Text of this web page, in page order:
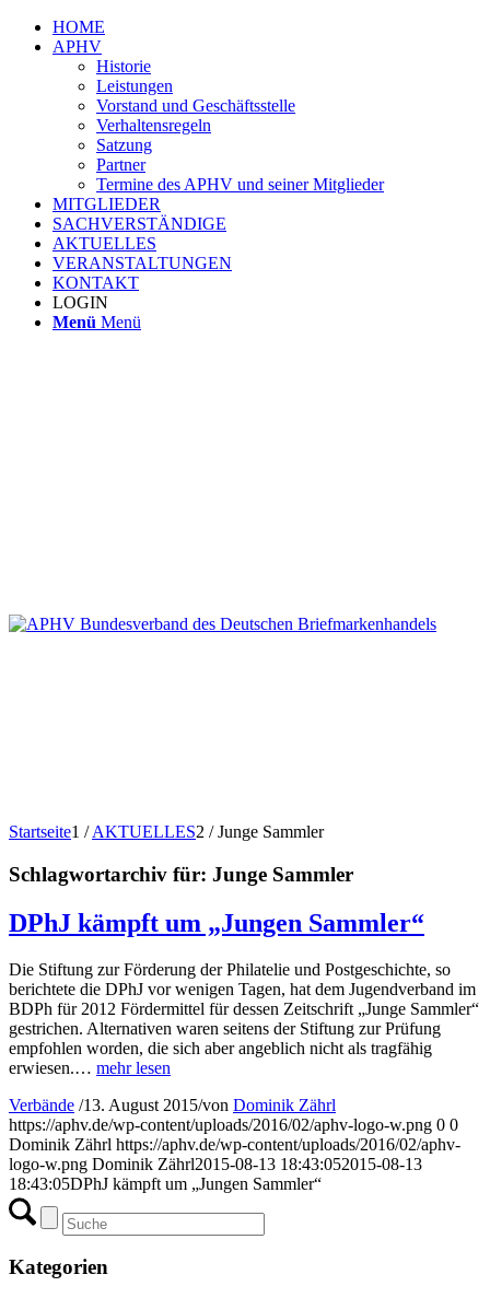
HOME
APHV
Historie
Leistungen
Vorstand und Geschäftsstelle
Verhaltensregeln
Satzung
Partner
Termine des APHV und seiner Mitglieder
MITGLIEDER
SACHVERSTÄNDIGE
AKTUELLES
VERANSTALTUNGEN
KONTAKT
LOGIN
Menü Menü
Startseite1 / AKTUELLES2 / Junge Sammler
Schlagwortarchiv für: Junge Sammler
DPhJ kämpft um „Jungen Sammler“
Die Stiftung zur Förderung der Philatelie und Postgeschichte, so
berichtete die DPhJ vor wenigen Tagen, hat dem Jugendverband im
BDPh für 2012 Fördermittel für dessen Zeitschrift „Junge Sammler“
gestrichen. Alternativen waren seitens der Stiftung zur Prüfung
empfohlen worden, die sich aber angeblich nicht als tragfähig
erwiesen.… mehr lesen
Verbände /13. August 2015/von Dominik Zährl
https://aphv.de/wp-content/uploads/2016/02/aphv-logo-w.png 0 0
Dominik Zährl https://aphv.de/wp-content/uploads/2016/02/aphv-
logo-w.png Dominik Zährl2015-08-13 18:43:052015-08-13
18:43:05DPhJ kämpft um „Jungen Sammler“
Kategorien